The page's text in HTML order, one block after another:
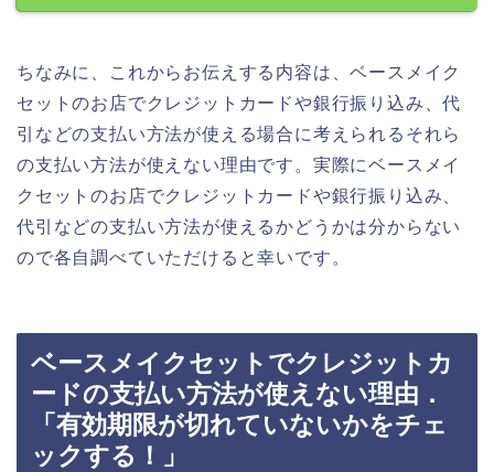
ちなみに、これからお伝えする内容は、ベースメイク
セットのお店でクレジットカードや銀行振り込み、代
引などの支払い方法が使える場合に考えられるそれら
の支払い方法が使えない理由です。実際にベースメイ
クセットのお店でクレジットカードや銀行振り込み、
代引などの支払い方法が使えるかどうかは分からない
ので各自調べていただけると幸いです。
ベースメイクセットでクレジットカ
ードの支払い方法が使えない理由．
「有効期限が切れていないかをチェ
ックする！」